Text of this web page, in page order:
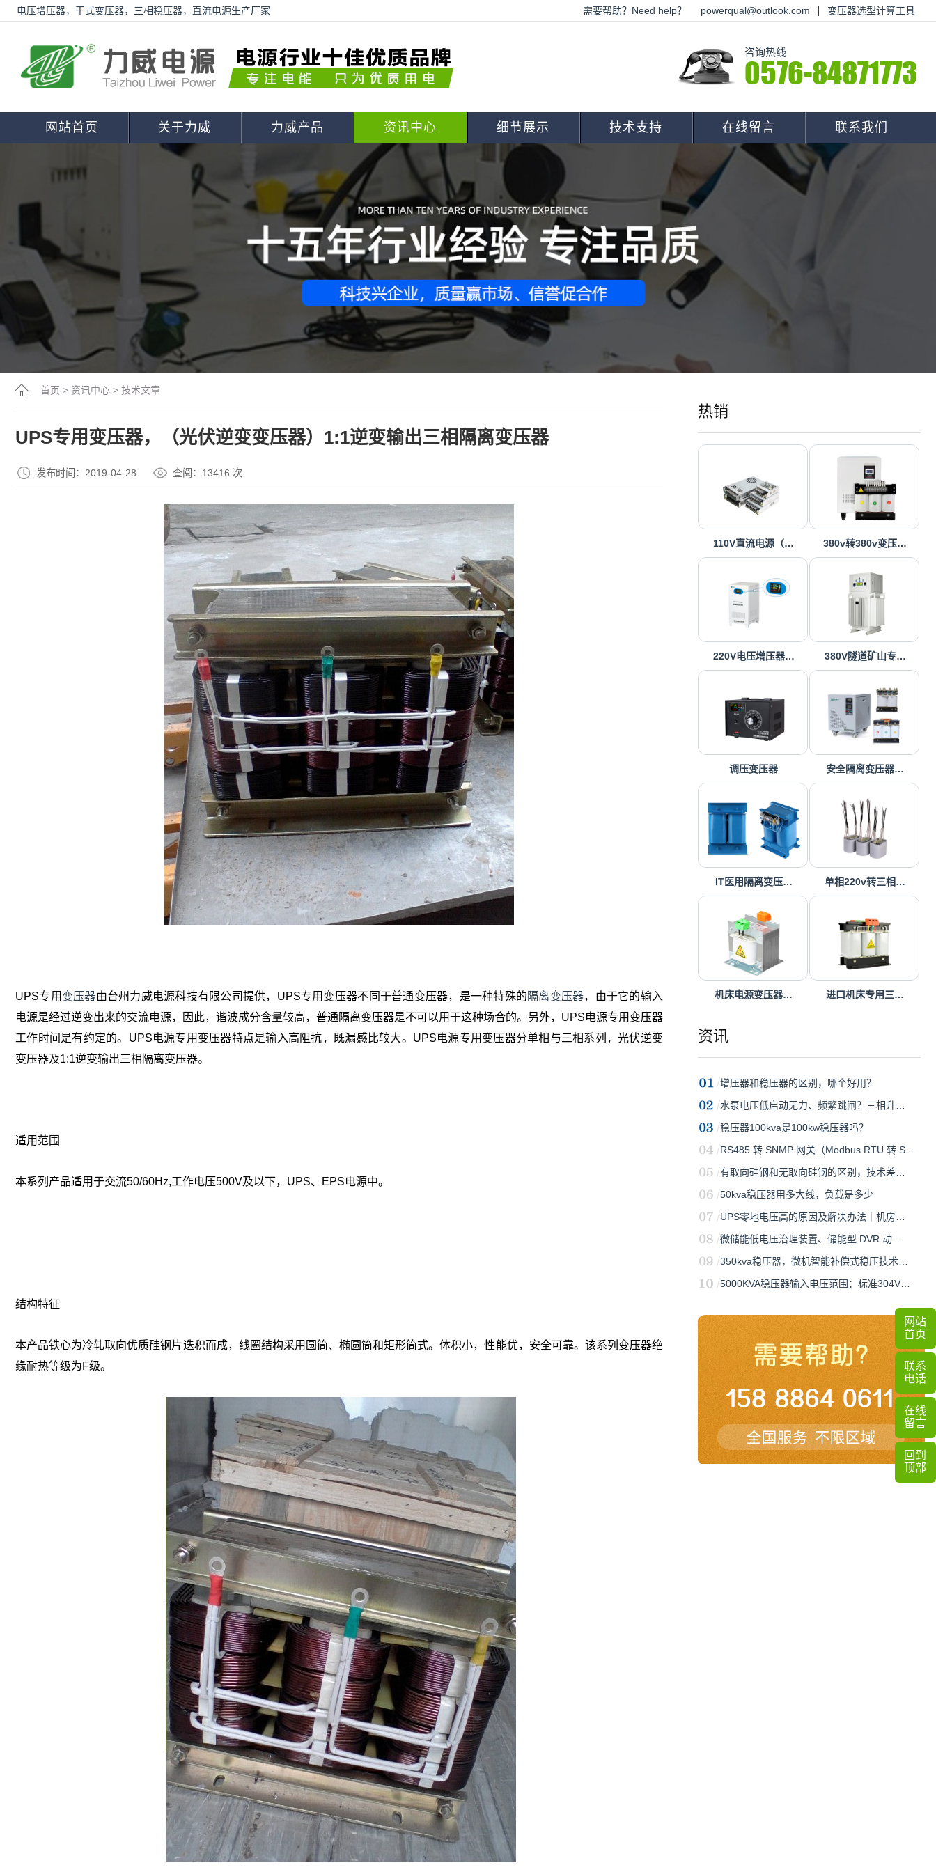
电压增压器，干式变压器，三相稳压器，直流电源生产厂家 需要帮助？Need help？ powerqual@outlook.com 变压器选型计算工具
咨询热线
0576-84871773
网站首页 关于力威 力威产品 资讯中心 细节展示 技术支持 在线留言 联系我们
热销
110V直流电源（… 380v转380v变压…
220V电压增压器… 380V隧道矿山专…
调压变压器 安全隔离变压器…
IT医用隔离变压… 单相220v转三相…
机床电源变压器… 进口机床专用三…
资讯
增压器和稳压器的区别，哪个好用？
水泵电压低启动无力、频繁跳闸？三相升…
稳压器100kva是100kw稳压器吗？
RS485 转 SNMP 网关（Modbus RTU 转 S…
有取向硅钢和无取向硅钢的区别，技术差…
50kva稳压器用多大线，负载是多少
UPS零地电压高的原因及解决办法｜机房…
微储能低电压治理装置、储能型 DVR 动…
350kva稳压器，微机智能补偿式稳压技术…
5000KVA稳压器输入电压范围：标准304V…
首页 > 资讯中心 > 技术文章
UPS专用变压器，（光伏逆变变压器）1:1逆变输出三相隔离变压器
发布时间：2019-04-28 查阅：13416 次
UPS专用 变压器由台州力威电源科技有限公司提供，UPS专用变压器不同于普通变压器，是一种特殊的隔离变压器，由于它的输入
电源是经过逆变出来的交流电源，因此，谐波成分含量较高，普通隔离变压器是不可以用于这种场合的。另外，UPS电源专用变压器
工作时间是有约定的。UPS电源专用变压器特点是输入高阻抗，既漏感比较大。UPS电源专用变压器分单相与三相系列，光伏逆变
变压器及1:1逆变输出三相隔离变压器。
适用范围
本系列产品适用于交流50/60Hz,工作电压500V及以下，UPS、EPS电源中。
结构特征
本产品铁心为冷轧取向优质硅钢片迭积而成，线圈结构采用圆筒、椭圆筒和矩形筒式。体积小，性能优，安全可靠。该系列变压器绝
缘耐热等级为F级。
网站
首页
联系
电话
在线
留言
回到
顶部